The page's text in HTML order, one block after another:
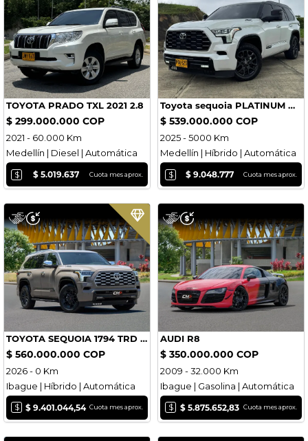
TOYOTA PRADO TXL 2021 2.8
$ 299.000.000 COP
2021 - 60.000 Km
Medellín | Diesel | Automática
$ $ 5.019.637 Cuota mes aprox.
Toyota sequoia PLATINUM HIBRIDA 2025
$ 539.000.000 COP
2025 - 5000 Km
Medellín | Híbrido | Automática
$ $ 9.048.777 Cuota mes aprox.
TOYOTA SEQUOIA 1794 TRD PRO
$ 560.000.000 COP
2026 - 0 Km
Ibague | Híbrido | Automática
$ $ 9.401.044,54 Cuota mes aprox.
AUDI R8
$ 350.000.000 COP
2009 - 32.000 Km
Ibague | Gasolina | Automática
$ $ 5.875.652,83 Cuota mes aprox.